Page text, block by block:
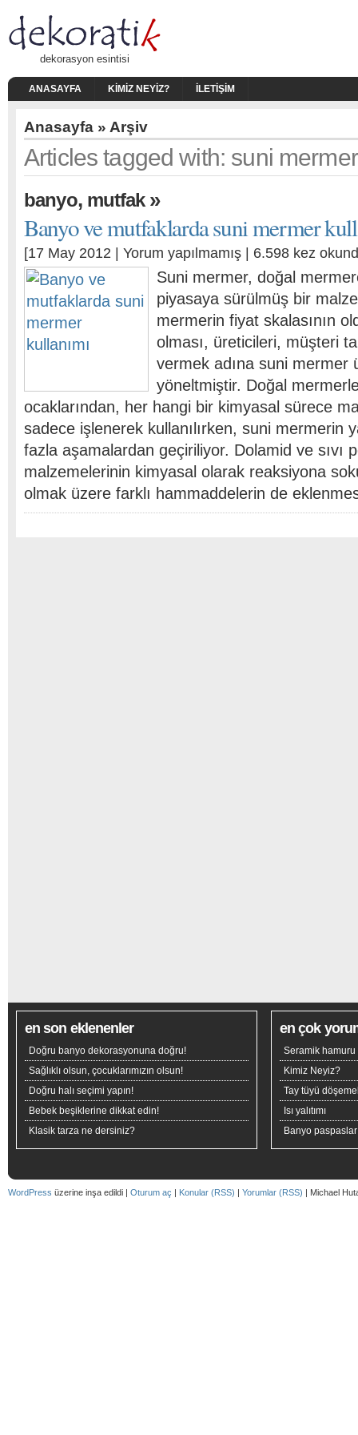
dekorasyon esintisi
ANASAYFA KIMIZ NEYIZ? İLETIŞIM
Anasayfa » Arşiv
Articles tagged with: suni
banyo, mutfak»
Banyo ve mutfaklarda suni mermer
[17 May 2012 | Yorum yapılmamış | 6.598 kez
Suni mermer, doğal
piyasaya sürülmüş bir
mermerin fiyat skalasının
olması, üreticileri, müşteri
vermek adına suni mermer
yöneltmiştir. Doğal
ocaklarından, her hangi bir kimyasal sürece
sadece işlenerek kullanılırken, suni mermerin
fazla aşamalardan geçiriliyor. Dolamid ve sıvı
malzemelerinin kimyasal olarak reaksiyona
olmak üzere farklı hammaddelerin de
en son eklenenler
Doğru banyo dekorasyonuna doğru!
Sağlıklı olsun, çocuklarımızın olsun!
Doğru halı seçimi yapın!
Bebek beşiklerine dikkat edin!
Klasik tarza ne dersiniz?
en çok
Seramik hamuru
Kimiz Neyiz?
Tay tüyü
Isı yalıtımı
Banyo
WordPress üzerine inşa edildi | Oturum aç | Konular (RSS) | Yorumlar (RSS) | Michael